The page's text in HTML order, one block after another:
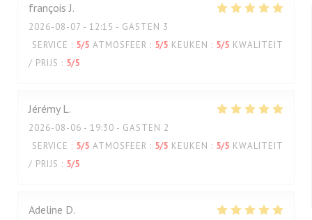
françois J
2026-08-07 - 12:15 - GASTEN 3
SERVICE : 5/5 ATMOSFEER : 5/5 KEUKEN : 5/5 KWALITEIT
/ PRIJS : 5/5
Jérémy L
2026-08-06 - 19:30 - GASTEN 2
SERVICE : 5/5 ATMOSFEER : 5/5 KEUKEN : 5/5 KWALITEIT
/ PRIJS : 5/5
Adeline D